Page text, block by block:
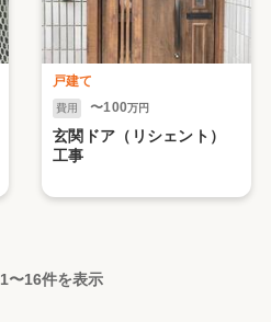
戸建て
費用 〜100万円
玄関ドア（リシェント）
工事
1〜16件を表示